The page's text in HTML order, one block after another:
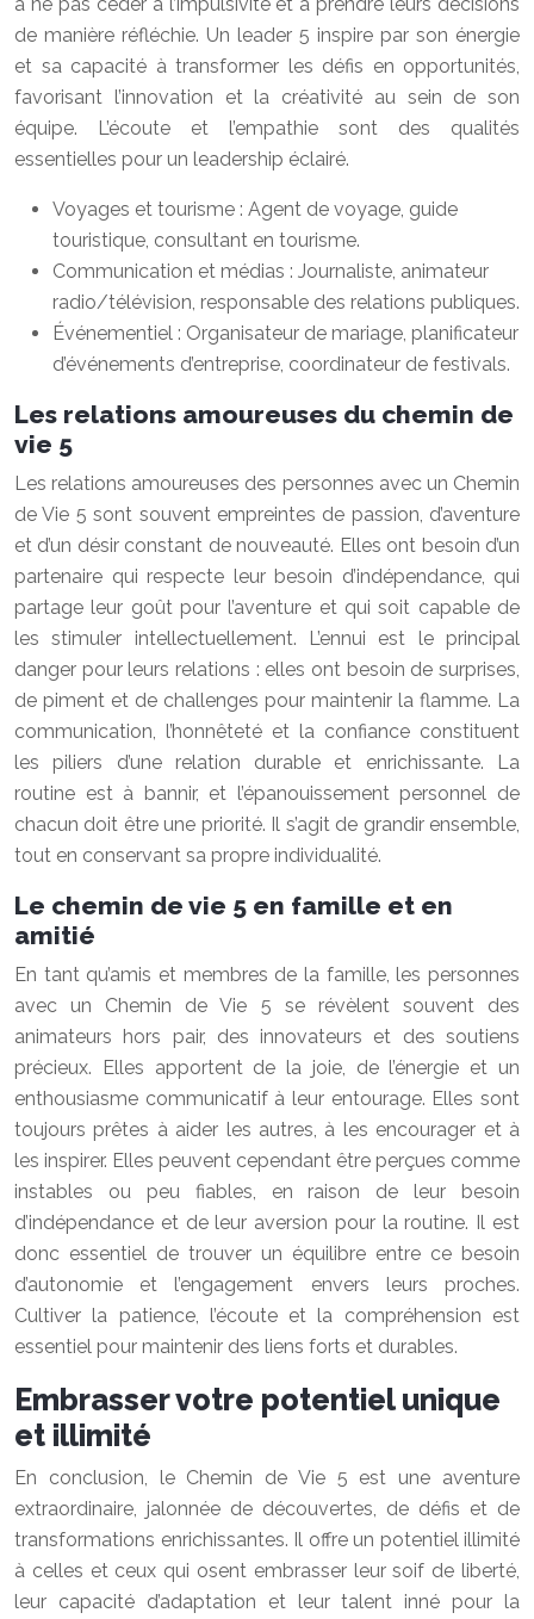
de manière réfléchie. Un leader 5 inspire par son énergie
et sa capacité à transformer les défis en opportunités,
favorisant l’innovation et la créativité au sein de son
équipe. L’écoute et l’empathie sont des qualités
essentielles pour un leadership éclairé.
Voyages et tourisme : Agent de voyage, guide
touristique, consultant en tourisme.
Communication et médias : Journaliste, animateur
radio/télévision, responsable des relations publiques.
Événementiel : Organisateur de mariage, planificateur
d’événements d’entreprise, coordinateur de festivals.
Les relations amoureuses du chemin de
vie 5
Les relations amoureuses des personnes avec un Chemin
de Vie 5 sont souvent empreintes de passion, d’aventure
et d’un désir constant de nouveauté. Elles ont besoin d’un
partenaire qui respecte leur besoin d’indépendance, qui
partage leur goût pour l’aventure et qui soit capable de
les stimuler intellectuellement. L’ennui est le principal
danger pour leurs relations : elles ont besoin de surprises,
de piment et de challenges pour maintenir la flamme. La
communication, l’honnêteté et la confiance constituent
les piliers d’une relation durable et enrichissante. La
routine est à bannir, et l’épanouissement personnel de
chacun doit être une priorité. Il s’agit de grandir ensemble,
tout en conservant sa propre individualité.
Le chemin de vie 5 en famille et en
amitié
En tant qu’amis et membres de la famille, les personnes
avec un Chemin de Vie 5 se révèlent souvent des
animateurs hors pair, des innovateurs et des soutiens
précieux. Elles apportent de la joie, de l’énergie et un
enthousiasme communicatif à leur entourage. Elles sont
toujours prêtes à aider les autres, à les encourager et à
les inspirer. Elles peuvent cependant être perçues comme
instables ou peu fiables, en raison de leur besoin
d’indépendance et de leur aversion pour la routine. Il est
donc essentiel de trouver un équilibre entre ce besoin
d’autonomie et l’engagement envers leurs proches.
Cultiver la patience, l’écoute et la compréhension est
essentiel pour maintenir des liens forts et durables.
Embrasser votre potentiel unique
et illimité
En conclusion, le Chemin de Vie 5 est une aventure
extraordinaire, jalonnée de découvertes, de défis et de
transformations enrichissantes. Il offre un potentiel illimité
à celles et ceux qui osent embrasser leur soif de liberté,
leur capacité d’adaptation et leur talent inné pour la